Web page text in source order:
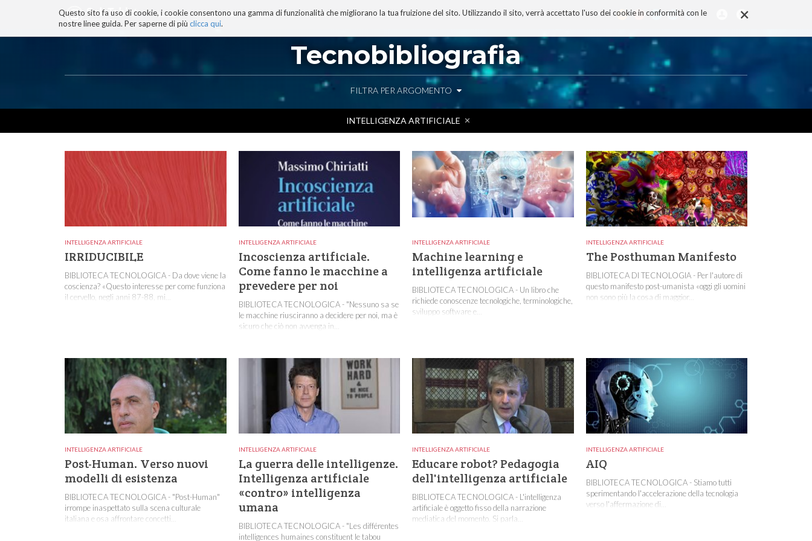
×
Questo sito fa uso di cookie, i cookie consentono una gamma di funzionalità che migliorano la tua fruizione del sito. Utilizzando il sito, verrà accettato l'uso dei cookie in conformità con le
nostre linee guida. Per saperne di più clicca qui.
BLOG TECNOCONSAPEVOLEZZA TECNOBIBLIOGRAFIA I MIEI LIBRI PROGETTO
Tecnobibliografia
FILTRA PER ARGOMENTO
INTELLIGENZA ARTIFICIALE
INTELLIGENZA ARTIFICIALE
IRRIDUCIBILE
BIBLIOTECA TECNOLOGICA - Da dove viene la
coscienza? «Questo interesse per come funziona
il cervello, negli anni 87-88, mi...
INTELLIGENZA ARTIFICIALE
Incoscienza artificiale.
Come fanno le macchine a
prevedere per noi
BIBLIOTECA TECNOLOGICA - "Nessuno sa se
le macchine riusciranno a decidere per noi, ma è
sicuro che ciò non avvenga in...
INTELLIGENZA ARTIFICIALE
Machine learning e
intelligenza artificiale
BIBLIOTECA TECNOLOGICA - Un libro che
richiede conoscenze tecnologiche, terminologiche,
sviluppo software e...
INTELLIGENZA ARTIFICIALE
The Posthuman Manifesto
BIBLIOTECA DI TECNOLOGIA - Per l'autore di
questo manifesto post-umanista «oggi gli uomini
non sono più la cosa di maggior...
INTELLIGENZA ARTIFICIALE
Post-Human. Verso nuovi
modelli di esistenza
BIBLIOTECA TECNOLOGICA - "Post-Human"
irrompe inaspettato sulla scena culturale
italiana e osa affrontare concetti...
INTELLIGENZA ARTIFICIALE
La guerra delle intelligenze.
Intelligenza artificiale
«contro» intelligenza
umana
BIBLIOTECA TECNOLOGICA - "Les différentes
intelligences humaines constituent le tabou
INTELLIGENZA ARTIFICIALE
Educare robot? Pedagogia
dell'intelligenza artificiale
BIBLIOTECA TECNOLOGICA - L'intelligenza
artificiale è oggetto fisso della narrazione
mediatica del momento. Si parla...
INTELLIGENZA ARTIFICIALE
AIQ
BIBLIOTECA TECNOLOGICA - Stiamo tutti
sperimentando l'accelerazione della tecnologia
verso l'affermazione di...